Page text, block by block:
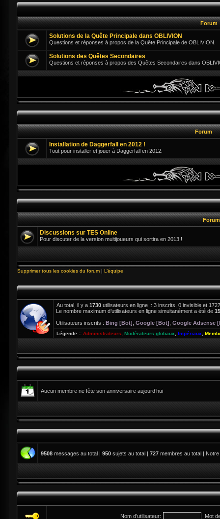
Forum
Solutions de la Quête Principale dans OBLIVION
Questions et réponses à propos de la Quête Principale de OBLIVION.
Solutions des Quêtes Secondaires
Questions et réponses à propos des Quêtes Secondaires dans
Forum
Installation de Daggerfall en 2012 !
Tout pour installer et jouer à Daggerfall en 2012.
Discussions sur TES Online
Pour discuter de la version multijoueurs qui sortira en 2013 !
Supprimer tous les cookies du forum | L’équipe
Au total, il y a 1730 utilisateurs en ligne :: 3 inscrits, 0 invisible et
Le nombre maximum d’utilisateurs en ligne simultanément a été de
Utilisateurs inscrits : Bing [Bot] Google [Bot] Google Adsense
Légende :: Administrateurs Modérateurs globaux Impériaux
Aucun membre ne fête son anniversaire aujourd’hui
9508 messages au total | 950 sujets au total | 727 membres au total |
Nom d’utilisateur: Mot